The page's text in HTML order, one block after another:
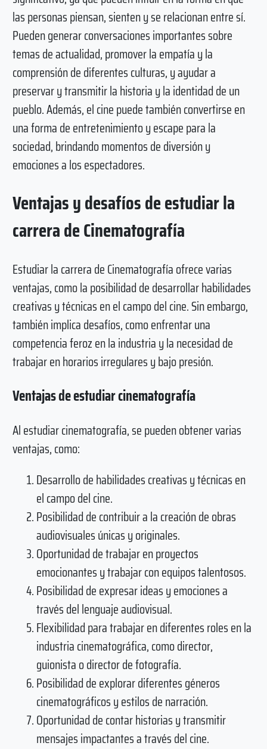
las personas piensan, sienten y se relacionan entre sí.
Pueden generar conversaciones importantes sobre
temas de actualidad, promover la empatía y la
comprensión de diferentes culturas, y ayudar a
preservar y transmitir la historia y la identidad de un
pueblo. Además, el cine puede también convertirse en
una forma de entretenimiento y escape para la
sociedad, brindando momentos de diversión y
emociones a los espectadores.
Ventajas y desafíos de estudiar la
carrera de Cinematografía
Estudiar la carrera de Cinematografía ofrece varias
ventajas, como la posibilidad de desarrollar habilidades
creativas y técnicas en el campo del cine. Sin embargo,
también implica desafíos, como enfrentar una
competencia feroz en la industria y la necesidad de
trabajar en horarios irregulares y bajo presión.
Ventajas de estudiar cinematografía
Al estudiar cinematografía, se pueden obtener varias
ventajas, como:
Desarrollo de habilidades creativas y técnicas en
el campo del cine.
Posibilidad de contribuir a la creación de obras
audiovisuales únicas y originales.
Oportunidad de trabajar en proyectos
emocionantes y trabajar con equipos talentosos.
Posibilidad de expresar ideas y emociones a
través del lenguaje audiovisual.
Flexibilidad para trabajar en diferentes roles en la
industria cinematográfica, como director,
guionista o director de fotografía.
Posibilidad de explorar diferentes géneros
cinematográficos y estilos de narración.
Oportunidad de contar historias y transmitir
mensajes impactantes a través del cine.